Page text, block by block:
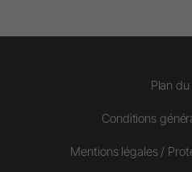
Plan
Conditions
Mentions légales /